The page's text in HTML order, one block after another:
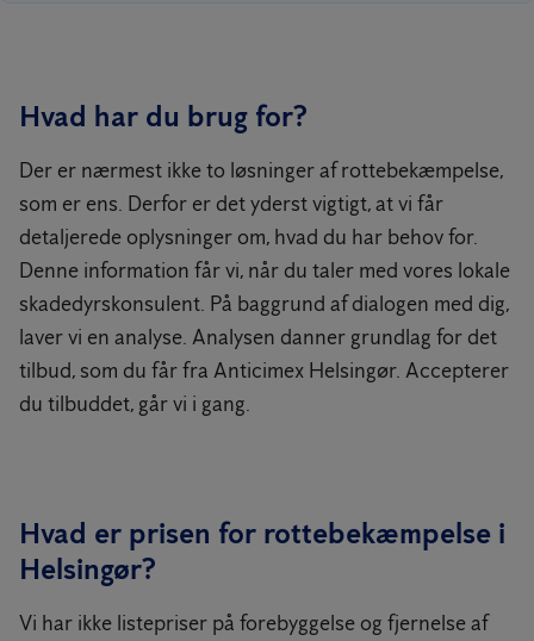
Hvad har du brug for?
Der er nærmest ikke to løsninger af rottebekæmpelse,
som er ens. Derfor er det yderst vigtigt, at vi får
detaljerede oplysninger om, hvad du har behov for.
Denne information får vi, når du taler med vores lokale
skadedyrskonsulent. På baggrund af dialogen med dig,
laver vi en analyse. Analysen danner grundlag for det
tilbud, som du får fra Anticimex Helsingør. Accepterer
du tilbuddet, går vi i gang.
Hvad er prisen for rottebekæmpelse i
Helsingør?
Vi har ikke listepriser på forebyggelse og fjernelse af